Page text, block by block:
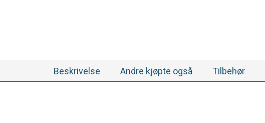
Beskrivelse Andre kjøpte også Tilbehør